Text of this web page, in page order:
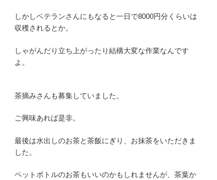
しかしベテランさんにもなると一日で8000円分くらいは
収穫されるとか。
しゃがんだり立ち上がったり結構大変な作業なんです
よ。
茶摘みさんも募集していました。
ご興味あれば是非。
最後は水出しのお茶と茶飯にぎり、お抹茶をいただきま
した。
ペットボトルのお茶もいいのかもしれませんが、茶葉か